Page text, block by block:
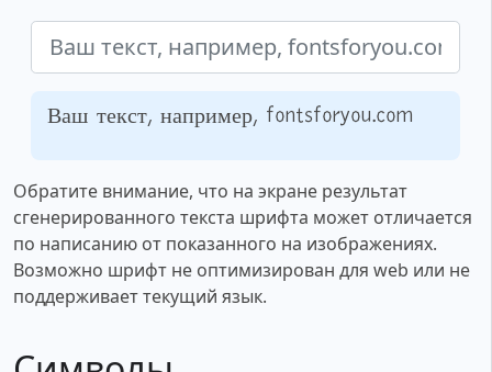
Ваш текст, например, fontsforyou.com
Обратите внимание, что на экране результат
сгенерированного текста шрифта может отличается
по написанию от показанного на изображениях.
Возможно шрифт не оптимизирован для web или не
поддерживает текущий язык.